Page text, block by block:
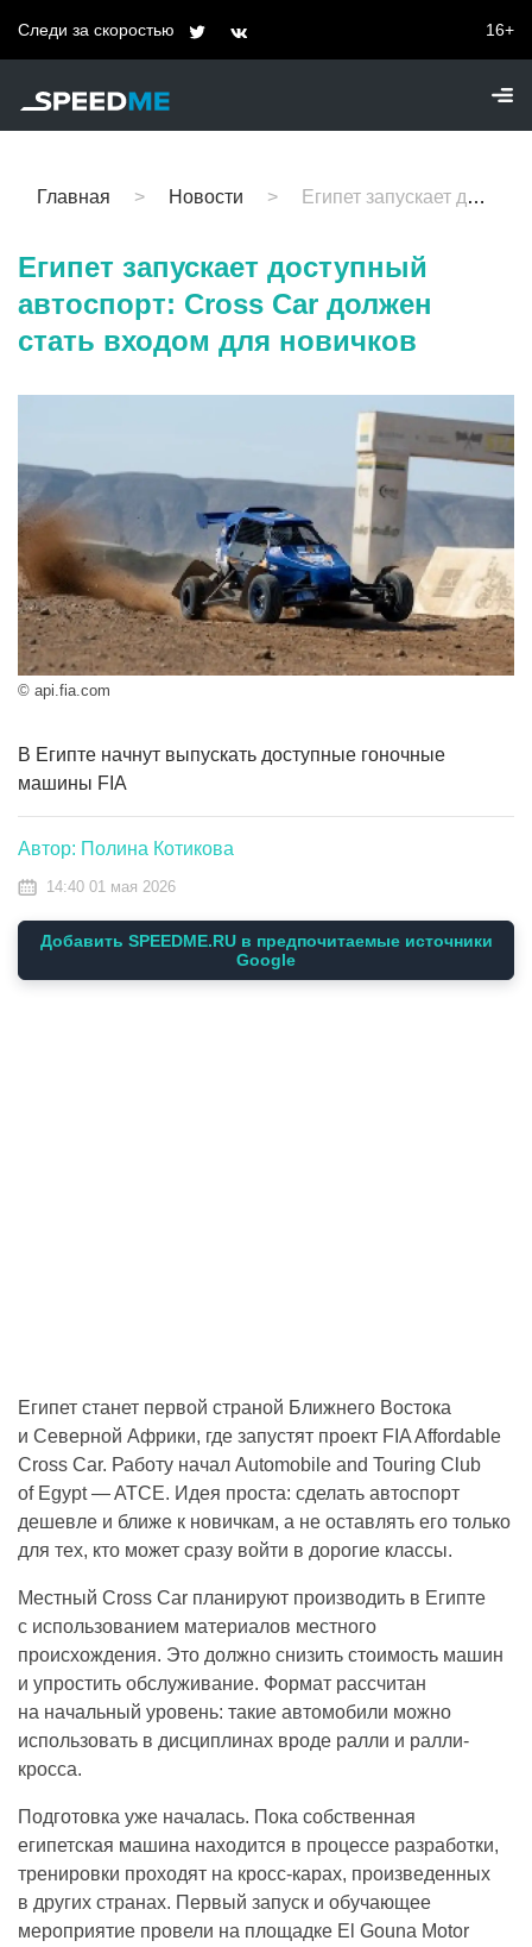
Следи за скоростью 16+
Главная Новости Египет запускает доступный автоспорт: Cross Car должен стать входом для новичков
Египет запускает доступный
автоспорт: Cross Car должен
стать входом для новичков
© api.fia.com
В Египте начнут выпускать доступные гоночные
машины FIA
Автор: Полина Котикова
14:40 01 мая 2026
Добавить SPEEDME.RU в предпочитаемые источники
Google
Египет станет первой страной Ближнего Востока
и Северной Африки, где запустят проект FIA Affordable
Cross Car. Работу начал Automobile and Touring Club
of Egypt — ATCE. Идея проста: сделать автоспорт
дешевле и ближе к новичкам, а не оставлять его только
для тех, кто может сразу войти в дорогие классы.
Местный Cross Car планируют производить в Египте
с использованием материалов местного
происхождения. Это должно снизить стоимость машин
и упростить обслуживание. Формат рассчитан
на начальный уровень: такие автомобили можно
использовать в дисциплинах вроде ралли и ралли-
кросса.
Подготовка уже началась. Пока собственная
египетская машина находится в процессе разработки,
тренировки проходят на кросс-карах, произведенных
в других странах. Первый запуск и обучающее
мероприятие провели на площадке El Gouna Motor